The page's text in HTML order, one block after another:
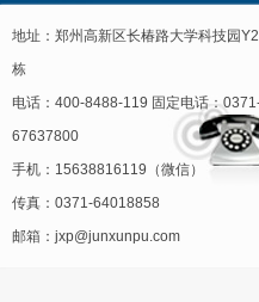
地址：郑州高新区长椿路大学科技园
栋
电话：400-8488-119 固定电话：
67637800
手机：15638816119（微信）
传真：0371-64018858
邮箱：jxp@junxunpu.com